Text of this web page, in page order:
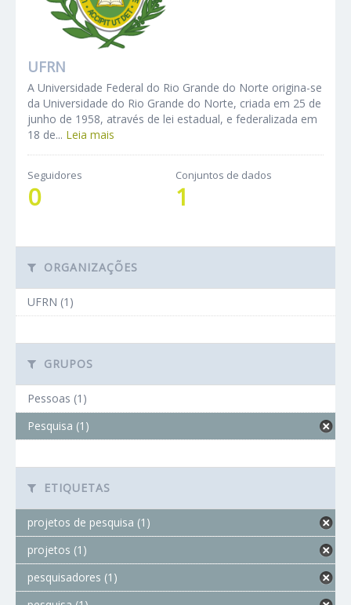
UFRN
A Universidade Federal do Rio Grande do Norte origina-se
da Universidade do Rio Grande do Norte, criada em 25 de
junho de 1958, através de lei estadual, e federalizada em
18 de... Leia mais
Seguidores
0
Conjuntos de dados
1
ORGANIZAÇÕES
UFRN (1)
GRUPOS
Pessoas (1)
Pesquisa (1)
ETIQUETAS
projetos de pesquisa (1)
projetos (1)
pesquisadores (1)